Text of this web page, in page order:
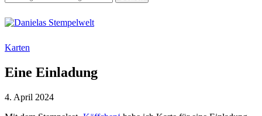
Karten
Eine Einladung
4. April 2024